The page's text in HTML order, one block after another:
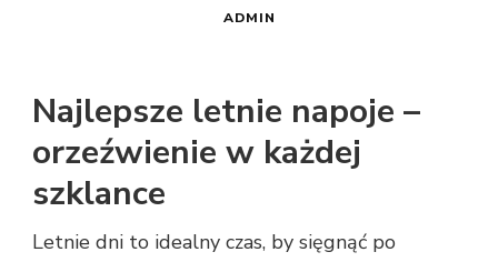
ADMIN
Najlepsze letnie napoje –
orzeźwienie w każdej
szklance
Letnie dni to idealny czas, by sięgnąć po